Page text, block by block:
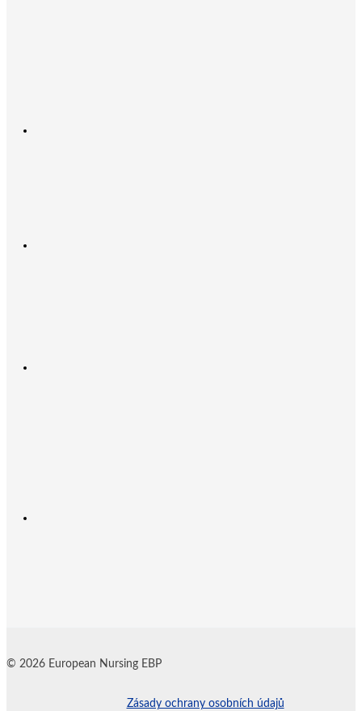
© 2026 European Nursing EBP
Zásady ochrany osobních údajů